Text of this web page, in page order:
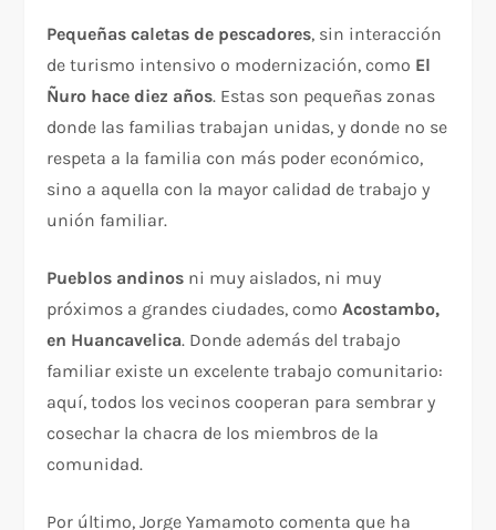
Pequeñas caletas de pescadores, sin interacción
de turismo intensivo o modernización, como El
Ñuro hace diez años. Estas son pequeñas zonas
donde las familias trabajan unidas, y donde no se
respeta a la familia con más poder económico,
sino a aquella con la mayor calidad de trabajo y
unión familiar.
Pueblos andinos ni muy aislados, ni muy
próximos a grandes ciudades, comoAcostambo,
en Huancavelica. Donde además del trabajo
familiar existe un excelente trabajo comunitario:
aquí, todos los vecinos cooperan para sembrar y
cosechar la chacra de los miembros de la
comunidad.
Por último, Jorge Yamamoto comenta que ha